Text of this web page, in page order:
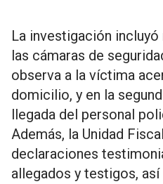
La investigación
las cámaras de
observa a la víctima
domicilio, y en la
llegada del personal
Además, la Unidad
declaraciones
allegados y testigos,